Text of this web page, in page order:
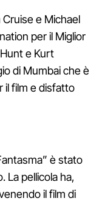
e Michael
per il Miglior
e Kurt
di Mumbai che è
il film e disfatto
è stato
La pellicola ha,
il film di